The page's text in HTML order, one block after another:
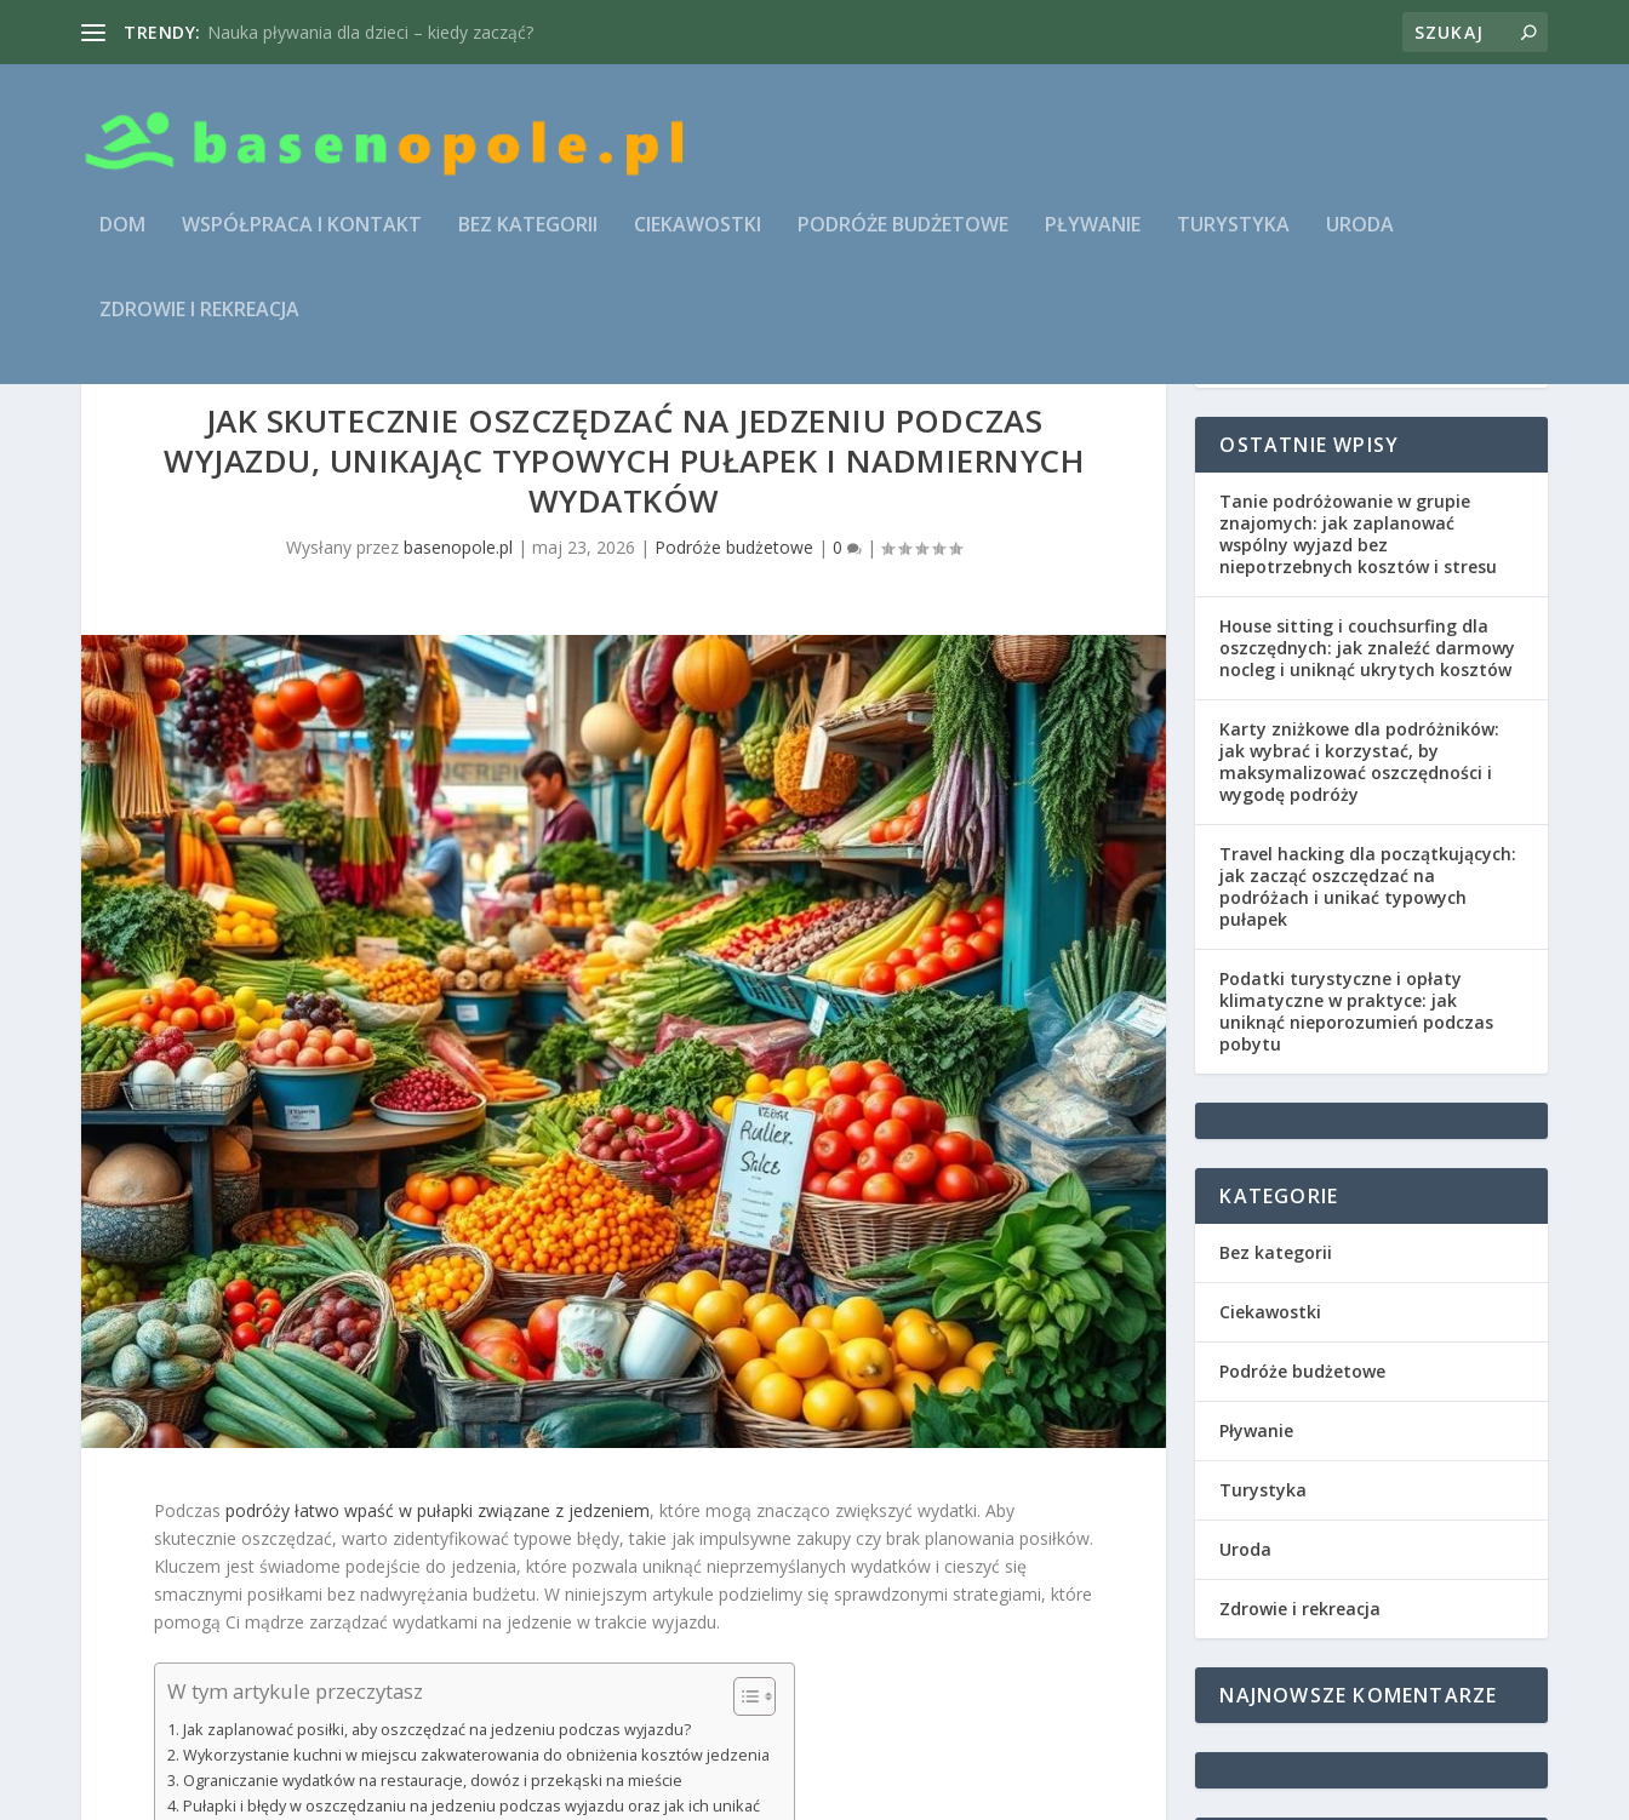
TRENDY: Nauka pływania dla dzieci – kiedy zacząć?
DOM WSPÓŁPRACA I KONTAKT BEZ KATEGORII CIEKAWOSTKI PODRÓŻE BUDŻETOWE PŁYWANIE TURYSTYKA URODA
ZDROWIE I REKREACJA
JAK SKUTECZNIE OSZCZĘDZAĆ NA JEDZENIU PODCZAS
WYJAZDU, UNIKAJĄC TYPOWYCH PUŁAPEK I NADMIERNYCH
WYDATKÓW
Wysłany przezbasenopole.pl | maj 23, 2026 | Podróże budżetowe |0 |
Podczaspodróży łatwo wpaść w pułapki związane z jedzeniem, które mogą znacząco zwiększyć wydatki. Aby
skutecznie oszczędzać, warto zidentyfikować typowe błędy, takie jak impulsywne zakupy czy brak planowania posiłków.
Kluczem jest świadome podejście do jedzenia, które pozwala uniknąć nieprzemyślanych wydatków i cieszyć się
smacznymi posiłkami bez nadwyrężania budżetu. W niniejszym artykule podzielimy się sprawdzonymi strategiami, które
pomogą Ci mądrze zarządzać wydatkami na jedzenie w trakcie wyjazdu.
W tym artykule przeczytasz
Jak zaplanować posiłki, aby oszczędzać na jedzeniu podczas wyjazdu?
Wykorzystanie kuchni w miejscu zakwaterowania do obniżenia kosztów jedzenia
Ograniczanie wydatków na restauracje, dowóz i przekąski na mieście
Pułapki i błędy w oszczędzaniu na jedzeniu podczas wyjazdu oraz jak ich unikać
OSTATNIE WPISY
Tanie podróżowanie w grupie
znajomych: jak zaplanować
wspólny wyjazd bez
niepotrzebnych kosztów i stresu
House sitting i couchsurfing dla
oszczędnych: jak znaleźć darmowy
nocleg i uniknąć ukrytych kosztów
Karty zniżkowe dla podróżników:
jak wybrać i korzystać, by
maksymalizować oszczędności i
wygodę podróży
Travel hacking dla początkujących:
jak zacząć oszczędzać na
podróżach i unikać typowych
pułapek
Podatki turystyczne i opłaty
klimatyczne w praktyce: jak
uniknąć nieporozumień podczas
pobytu
KATEGORIE
Bez kategorii
Ciekawostki
Podróże budżetowe
Pływanie
Turystyka
Uroda
Zdrowie i rekreacja
NAJNOWSZE KOMENTARZE